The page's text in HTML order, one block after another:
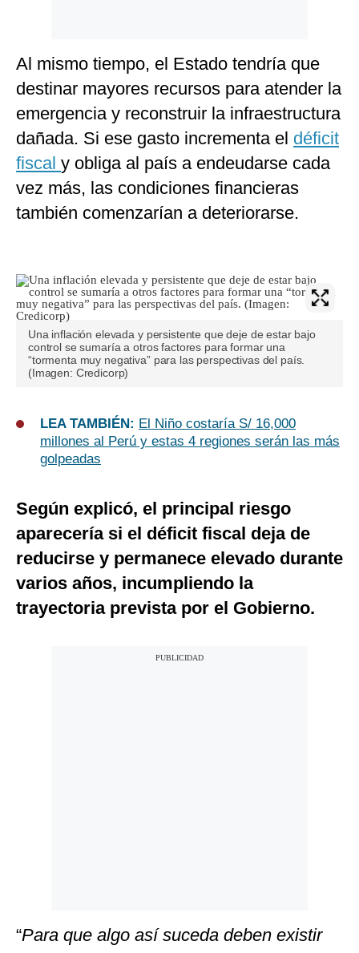
Al mismo tiempo, el Estado tendría que
destinar mayores recursos para atender la
emergencia y reconstruir la infraestructura
dañada. Si ese gasto incrementa el déficit
fiscal y obliga al país a endeudarse cada
vez más, las condiciones financieras
también comenzarían a deteriorarse.
Una inflación elevada y persistente que deje de estar bajo
control se sumaría a otros factores para formar una
“tormenta muy negativa” para las perspectivas del país.
(Imagen: Credicorp)
LEA TAMBIÉN: El Niño costaría S/ 16,000
millones al Perú y estas 4 regiones serán las más
golpeadas
Según explicó, el principal riesgo
aparecería si el déficit fiscal deja de
reducirse y permanece elevado durante
varios años, incumpliendo la
trayectoria prevista por el Gobierno.
“Para que algo así suceda deben existir